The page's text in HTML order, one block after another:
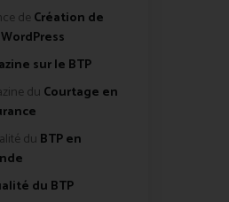
de Création de
sur le BTP
du Courtage en
du BTP en
du BTP